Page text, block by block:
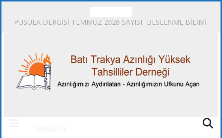
PUSULA DERGİSİ TEMMUZ 2026 SAYISI- BESLENME BİLİMİ